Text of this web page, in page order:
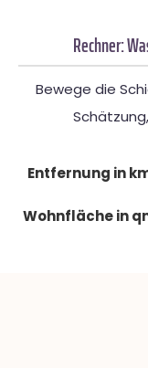
Rechner:
Bewege die
Entfernung in
Wohnfläche in